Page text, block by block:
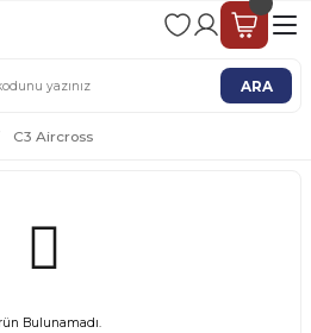
İÇERİSİNDE KARGO
ARA
C3 Aircross
Bulunamadı.